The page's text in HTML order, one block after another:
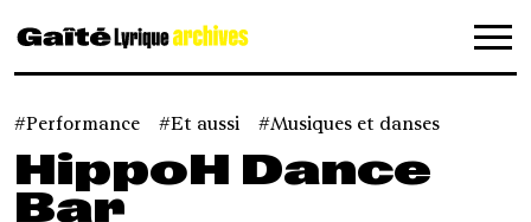
Performance Et aussi Musiques et danses
HippoH Dance
Bar